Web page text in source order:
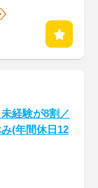
未経験が8割／
(年間休日12